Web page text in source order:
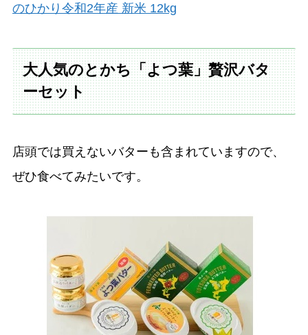
のひかり令和2年産 新米 12kg
大人気のとかち「よつ葉」贅沢バタ
ーセット
店頭では買えないバターも含まれていますので、
ぜひ食べてみたいです。